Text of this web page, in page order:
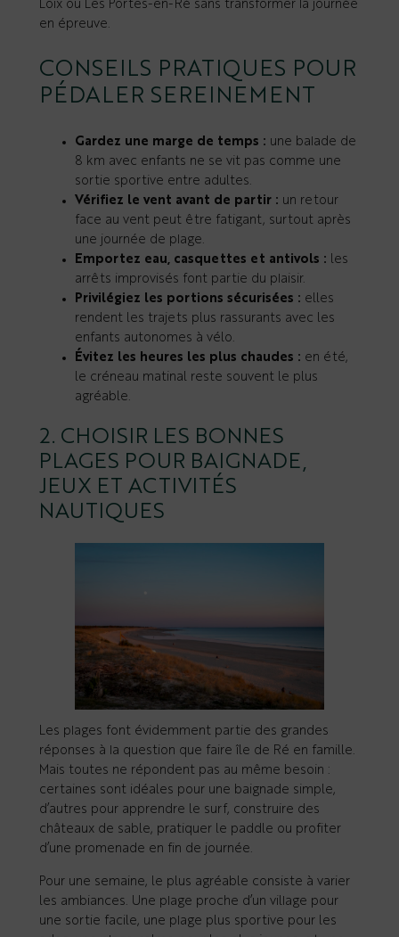
Loix ou Les Portes-en-Ré sans transformer la journée
en épreuve.
CONSEILS PRATIQUES POUR
PÉDALER SEREINEMENT
Gardez une marge de temps : une balade de
8 km avec enfants ne se vit pas comme une
sortie sportive entre adultes.
Vérifiez le vent avant de partir : un retour
face au vent peut être fatigant, surtout après
une journée de plage.
Emportez eau, casquettes et antivols : les
arrêts improvisés font partie du plaisir.
Privilégiez les portions sécurisées : elles
rendent les trajets plus rassurants avec les
enfants autonomes à vélo.
Évitez les heures les plus chaudes : en été,
le créneau matinal reste souvent le plus
agréable.
2. CHOISIR LES BONNES
PLAGES POUR BAIGNADE,
JEUX ET ACTIVITÉS
NAUTIQUES
Les plages font évidemment partie des grandes
réponses à la question que faire île de Ré en famille.
Mais toutes ne répondent pas au même besoin :
certaines sont idéales pour une baignade simple,
d’autres pour apprendre le surf, construire des
châteaux de sable, pratiquer le paddle ou profiter
d’une promenade en fin de journée.
Pour une semaine, le plus agréable consiste à varier
les ambiances. Une plage proche d’un village pour
une sortie facile, une plage plus sportive pour les